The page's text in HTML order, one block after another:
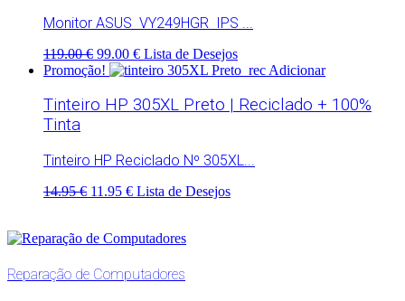
Monitor ASUS VY249HGR IPS ...
119.00 € 99.00 € Lista de Desejos
Promoção!
Adicionar
Tinteiro HP 305XL Preto | Reciclado + 100%
Tinta
Tinteiro HP Reciclado Nº 305XL...
14.95 € 11.95 € Lista de Desejos
Reparação de Computadores